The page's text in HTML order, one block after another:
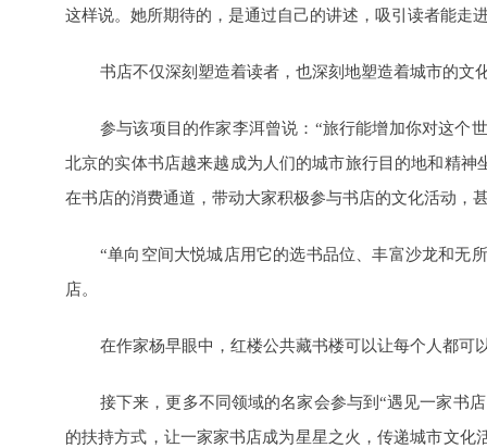
这样说。她所期待的，是通过自己的讲述，吸引读者能走
书店不仅深刻塑造着读者，也深刻地塑造着城市的文
参与该项目的作家李洱曾说：“旅行能增加你对这个
北京的实体书店越来越成为人们的城市旅行目的地和精神
在书店的消费通道，带动大家积极参与书店的文化活动，
“单向空间大悦城店用它的选书品位、丰富沙龙和无
店。
在作家杨早眼中，红楼公共藏书楼可以让每个人都可
接下来，更多不同领域的名家会参与到“遇见一家书
的扶持方式，让一家家书店成为星星之火，传递城市文